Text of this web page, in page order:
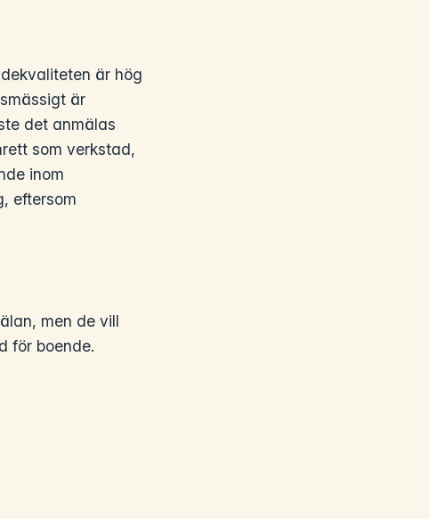
är hög
är
det anmälas
som verkstad,
inom
eftersom
men de vill
för boende.